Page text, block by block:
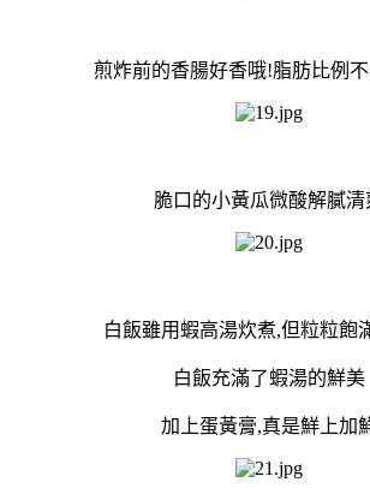
煎炸前的香腸好香哦!脂肪比例
脆口的小黃瓜微酸解膩清
白飯雖用蝦高湯炊煮,但粒粒飽
白飯充滿了蝦湯的鮮美
加上蛋黃膏,真是鮮上加